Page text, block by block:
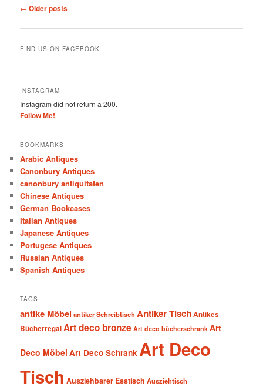
Post
← Older posts
FIND US ON FACEBOOK
INSTAGRAM
Instagram did not return a 200.
Follow Me!
BOOKMARKS
Arabic Antiques
Canonbury Antiques
canonbury antiquitaten
Chinese Antiques
German Bookcases
Italian Antiques
Japanese Antiques
Portugese Antiques
Russian Antiques
Spanish Antiques
TAGS
antike Möbel antiker Schreibtisch Antiker TischAntikes
BücherregalArt deco bronze Art deco bücherschrank Art
Deco Möbel Art Deco Schrank Art Deco
Tisch Ausziehbarer Esstisch Ausziehtisch